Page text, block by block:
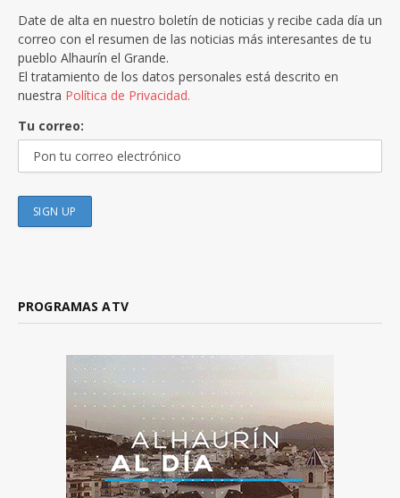
Date de alta en nuestro boletín de noticias y recibe cada día un
correo con el resumen de las noticias más interesantes de tu
pueblo Alhaurín el Grande.
El tratamiento de los datos personales está descrito en
nuestra Política de Privacidad.
Tu correo:
PROGRAMAS ATV